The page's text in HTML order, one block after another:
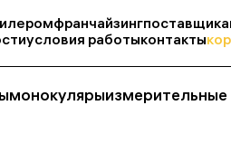
франчайзинг
условия работыконтакты
монокуляры